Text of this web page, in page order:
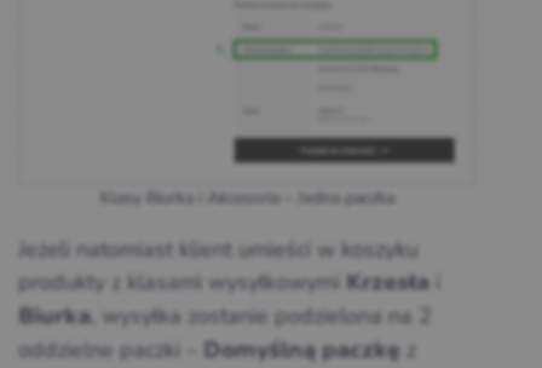
Klasy Biurka i Akcesoria – Jedna paczka
Jeżeli natomiast klient umieści w koszyku
produkty z klasami wysyłkowymi Krzesła
Biurka, wysyłka zostanie podzielona na 2
oddzielne paczki –
Domyślną paczkę z